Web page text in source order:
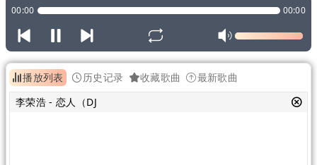
00:00 00:00
播放列表 历史记录 收藏歌曲
最新歌曲
李荣浩 - 恋人（DJ